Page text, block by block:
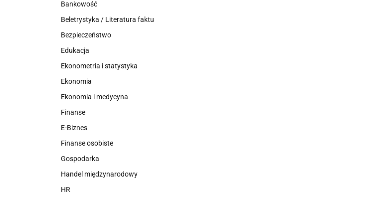
Bankowość
Beletrystyka / Literatura faktu
Bezpieczeństwo
Edukacja
Ekonometria i statystyka
Ekonomia
Ekonomia i medycyna
Finanse
E-Biznes
Finanse osobiste
Gospodarka
Handel międzynarodowy
HR